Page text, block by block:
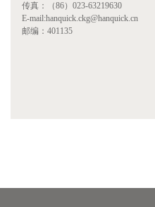
传真：（86）023-63219630
E-mail:hanquick.ckg@hanquick.cn
邮编：401135